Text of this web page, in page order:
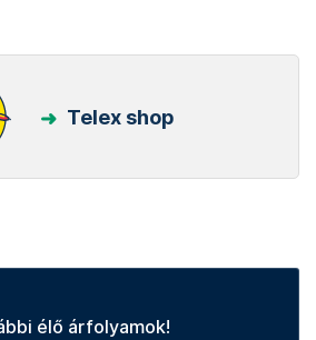
Telex shop
élő árfolyamok!